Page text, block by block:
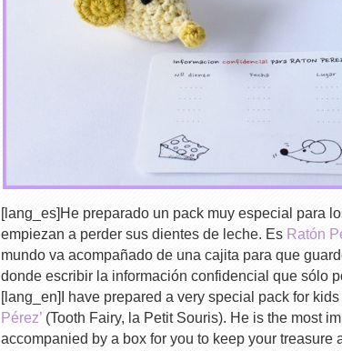
[lang_es]He preparado un pack muy especial para
empiezan a perder sus dientes de leche. Es Ratón
mundo va acompañado de una cajita para que
donde escribir la información confidencial que sólo
[lang_en]I have prepared a very special pack for
Pérez’ (Tooth Fairy, la Petit Souris). He is the most
accompanied by a box for you to keep your treasure